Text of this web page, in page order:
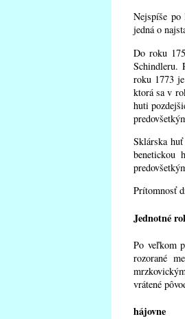
Nejspíše po
jedná o
Do roku
Schindleru.
roku 1773
ktorá sa v
huti
Sklárska
benetickou
Prítomnosť
Jednotné
Po veľkom
rozorané
vrátené
hájovne